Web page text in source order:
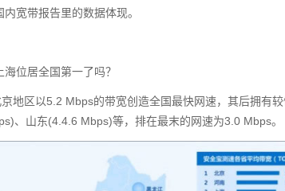
宽带报告里的数据体现。
位居全国第一了吗？
地区以5.2 Mbps的带宽创造全国最快网速，其后拥有
、山东(4.4.6 Mbps)等，排在最末的网速为3.0 Mbps。